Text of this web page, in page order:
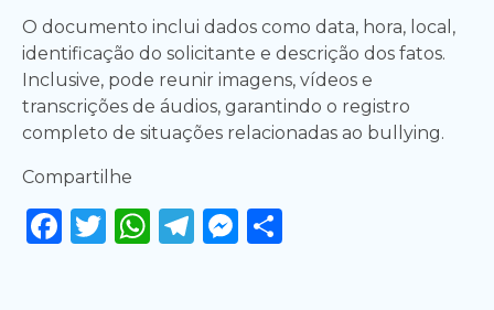
O documento inclui dados como data, hora, local,
identificação do solicitante e descrição dos fatos.
Inclusive, pode reunir imagens, vídeos e
transcrições de áudios, garantindo o registro
completo de situações relacionadas ao bullying.
Compartilhe
Facebook
Twitter
WhatsApp
Telegram
Messenger